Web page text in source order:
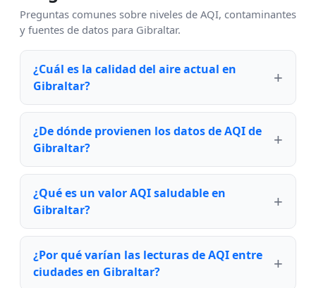
Preguntas comunes sobre niveles de AQI, contaminantes
y fuentes de datos para Gibraltar.
¿Cuál es la calidad del aire actual en
Gibraltar?
¿De dónde provienen los datos de AQI de
Gibraltar?
¿Qué es un valor AQI saludable en
Gibraltar?
¿Por qué varían las lecturas de AQI entre
ciudades en Gibraltar?